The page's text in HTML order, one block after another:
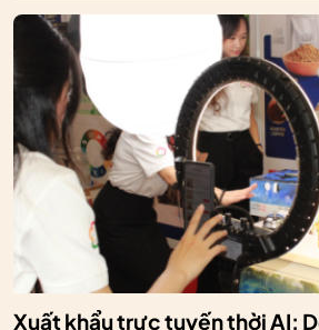
Xuất khẩu trực tuyến thời AI: